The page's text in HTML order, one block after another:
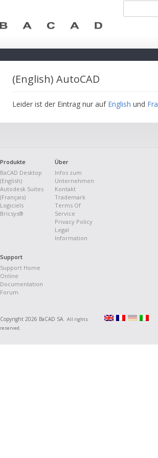
(English) AutoCAD
Leider ist der Eintrag nur auf English und
Produkte
BaCAD Desktop
(English)
Autodesk Suites
(Français)
Logiciels
Bricsys®
Über
Infos zum
Unternehmen
Kontakt
Trademark
Terms Of
Service
Privacy Policy
Legal
Information
Support
Support Home
Online
Documentation
Forum
Copyright 2026 BaCAD SA. All rights
reserved.